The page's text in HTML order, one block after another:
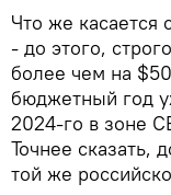
Что же касается
- до этого,
более чем на
бюджетный год
2024-го в зоне
Точнее сказать,
той же